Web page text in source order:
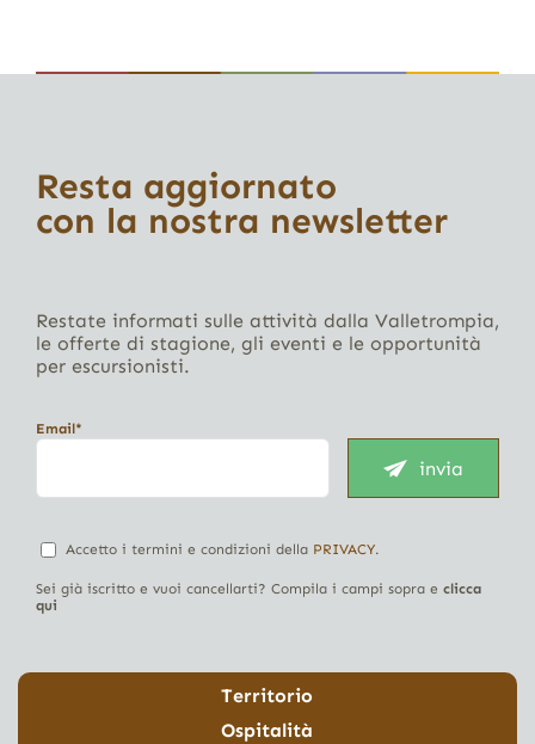
Resta aggiornato
con la nostra newsletter
Restate informati sulle attività dalla Valletrompia,
le offerte di stagione, gli eventi e le opportunità
per escursionisti.
Email*
invia
Accetto i termini e condizioni della PRIVACY.
Sei già iscritto e vuoi cancellarti? Compila i campi sopra e clicca
qui
Territorio
Ospitalità